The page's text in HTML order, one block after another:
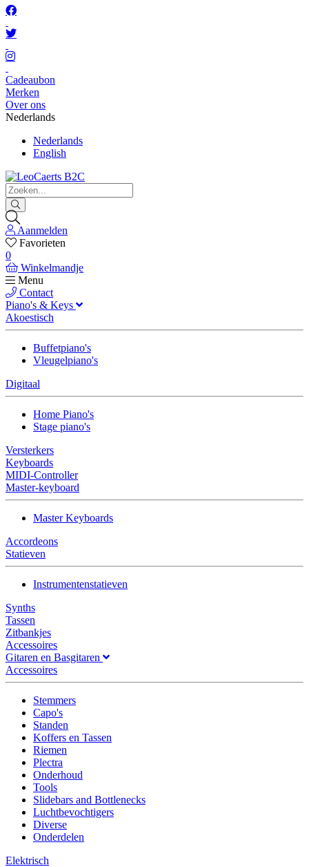
Cadeaubon
Merken
Over ons
Nederlands
Nederlands
English
Aanmelden
Favorieten
0
Winkelmandje
Menu
Contact
Piano's & Keys
Akoestisch
Buffetpiano's
Vleugelpiano's
Digitaal
Home Piano's
Stage piano's
Versterkers
Keyboards
MIDI-Controller
Master-keyboard
Master Keyboards
Accordeons
Statieven
Instrumentenstatieven
Synths
Tassen
Zitbankjes
Accessoires
Gitaren en Basgitaren
Accessoires
Stemmers
Capo's
Standen
Koffers en Tassen
Riemen
Plectra
Onderhoud
Tools
Slidebars and Bottlenecks
Luchtbevochtigers
Diverse
Onderdelen
Elektrisch